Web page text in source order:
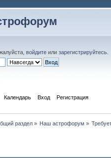
войдите или зарегистрируйтесь
Календарь Вход Регистрация
раздел» Наш астрофорум »